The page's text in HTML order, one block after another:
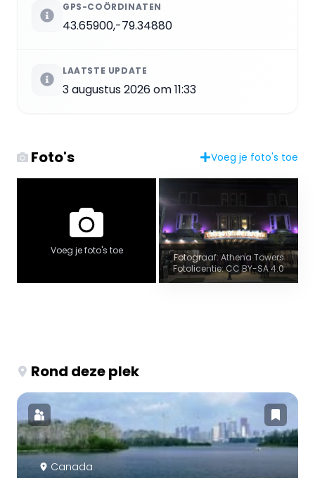
GPS-COÖRDINATEN
43.65900,-79.34880
LAATSTE UPDATE
3 augustus 2026 om 11:33
Foto's Voeg je foto's toe
Voeg je foto's toe
Fotograaf: Athena Towers
Fotolicentie: CC BY-SA 4.0
Rond deze plek
Canada